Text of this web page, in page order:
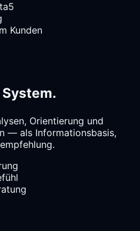
Kunden
Orientierung und
— als Informationsbasis,